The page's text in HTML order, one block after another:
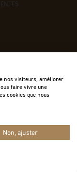
nos visiteurs, améliorer
faire vivre une
cookies que nous
Non, ajuster